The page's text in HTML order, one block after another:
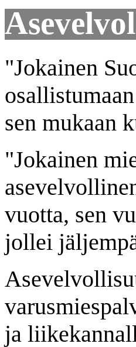
"Jokainen
sen mukaan
"Jokainen
vuotta, sen
jollei
ja